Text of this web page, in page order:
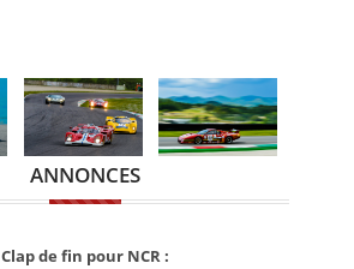
ANNONCES
Clap de fin pour NCR :